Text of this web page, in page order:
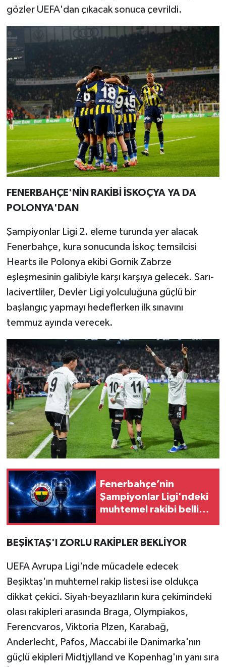
gözler UEFA'dan çıkacak sonuca çevrildi.
FENERBAHÇE'NİN RAKİBİ İSKOÇYA YA DA
POLONYA'DAN
Şampiyonlar Ligi 2. eleme turunda yer alacak
Fenerbahçe, kura sonucunda İskoç temsilcisi
Hearts ile Polonya ekibi Gornik Zabrze
eşleşmesinin galibiyle karşı karşıya gelecek. Sarı-
lacivertliler, Devler Ligi yolculuğuna güçlü bir
başlangıç yapmayı hedeflerken ilk sınavını
temmuz ayında verecek.
Fenerbahçe’nin
Şampiyonlar Ligi'ndeki
muhtemel rakibi belli
BEŞİKTAŞ'I ZORLU RAKİPLER BEKLİYOR
UEFA Avrupa Ligi'nde mücadele edecek
Beşiktaş'ın muhtemel rakip listesi ise oldukça
dikkat çekici. Siyah-beyazlıların kura çekimindeki
olası rakipleri arasında Braga, Olympiakos,
Ferencvaros, Viktoria Plzen, Karabağ,
Anderlecht, Pafos, Maccabi ile Danimarka'nın
güçlü ekipleri Midtjylland ve Kopenhag'ın yanı sıra